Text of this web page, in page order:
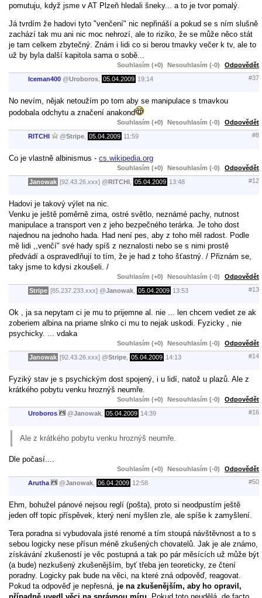
pomutuju, když jsme v AT Plzeň hledali šneky... a to je tvor pomalý.
Já tvrdím že hadovi tyto "venčení" nic nepřináší a pokud se s ním slušně
zachází tak mu ani nic moc nehrozí, ale to riziko, že se může něco stát
je tam celkem zbytečný. Znám i lidi co si berou tmavky večer k tv, ale to
už by byla další kapitola sama o sobě...
Souhlasím (+0) Nesouhlasím (-0) Odpovědět
Iceman400 @Uroboros 05.04.2009 19:14 #37
No nevím, nějak netoužím po tom aby se manipulace s tmavkou
podobala odchytu a značení anakond
Souhlasím (+0) Nesouhlasím (-0) Odpovědět
RITCHI @Stripe 05.04.2009 11:59 #8
Co je vlastně albinismus - cs.wikipedia.org
Souhlasím (+0) Nesouhlasím (-0) Odpovědět
Janowak [92.43.26.xxx] @RITCHI 05.04.2009 13:48 #12
Hadovi je takový výlet na nic.
Venku je ještě poměrně zima, ostré světlo, neznámé pachy, nutnost
manipulace a transport ven z jeho bezpečného terárka. Je toho dost
najednou na jednoho hada. Had není pes, aby z toho měl radost. Podle
mě lidi ,,venčí" své hady spíš z neznalosti nebo se s nimi prostě
předvádí a ospravedlňují to tím, že je had z toho šťastný. / Přiznám se,
taky jsme to kdysi zkoušeli. /
Souhlasím (+0) Nesouhlasím (-0) Odpovědět
Stripe [85.237.233.xxx] @Janowak 05.04.2009 13:53 #13
Ok , ja sa nepytam ci je mu to prijemne al. nie ... len chcem vediet ze ak
zoberiem albina na priame slnko ci mu to nejak uskodi. Fyzicky , nie
psychicky. ... vdaka
Souhlasím (+0) Nesouhlasím (-0) Odpovědět
Janowak [92.43.26.xxx] @Stripe 05.04.2009 14:13 #14
Fyziký stav je s psychickým dost spojený, i u lidí, natož u plazů. Ale z
krátkého pobytu venku hroznýš neumře.
Souhlasím (+0) Nesouhlasím (-0) Odpovědět
Uroboros @Janowak 05.04.2009 14:39 #16
Ale z krátkého pobytu venku hroznýš neumře.
Dle počasí....
Souhlasím (+0) Nesouhlasím (-0) Odpovědět
Arutha @Janowak 06.04.2009 12:58 #50
Ehm, bohužel pánové nejsou reglí (pošta), proto si neodpustím ještě
jeden off topic příspěvek, který není myšlen zle, ale spíše k zamyšlení.
Tera poradna si vybudovala jisté renomé a tím stoupá návštěvnost a to s
sebou logicky nese přísun méně zkušených chovatelů. Jak je ale známo,
získávání zkušeností je věc postupná a tak po pár měsících už může být
(a bude) nezkušený zkušenějším, byť třeba jen teoreticky, ze čtení
poradny. Logicky pak bude na věci, na které zná odpověď, reagovat.
Pokud ta odpověď je nepřesná, je na zkušenějším, aby ho opravil,